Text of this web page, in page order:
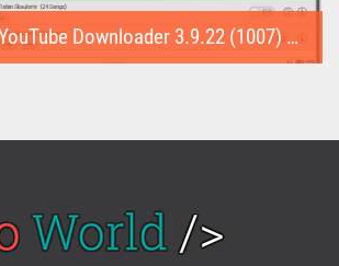
MediaHuman YouTube Downloader 3.9.22 (1007) (Repack & Portable)